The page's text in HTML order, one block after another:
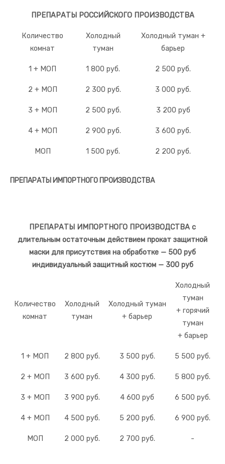
ПРЕПАРАТЫ РОССИЙСКОГО ПРОИЗВОДСТВА
Количество
комнат
Холодный
туман
Холодный туман +
барьер
1 + МОП 1 800 руб. 2 500 руб.
2 + МОП 2 300 руб. 3 000 руб.
3 + МОП 2 500 руб. 3 200 руб
4 + МОП 2 900 руб. 3 600 руб.
МОП 1 500 руб. 2 200 руб.
ПРЕПАРАТЫ ИМПОРТНОГО ПРОИЗВОДСТВА
ПРЕПАРАТЫ ИМПОРТНОГО ПРОИЗВОДСТВА с
длительным остаточным действием прокат защитной
маски для присутствия на обработке — 500 руб
индивидуальный защитный костюм — 300 руб
Количество
комнат
Холодный
туман
Холодный туман
+ барьер
Холодный
туман
+ горячий
туман
+ барьер
1 + МОП 2 800 руб. 3 500 руб. 5 500 руб.
2 + МОП 3 600 руб. 4 300 руб. 5 800 руб.
3 + МОП 3 900 руб. 4 600 руб 6 500 руб.
4 + МОП 4 500 руб. 5 200 руб. 6 900 руб.
МОП 2 000 руб. 2 700 руб. -